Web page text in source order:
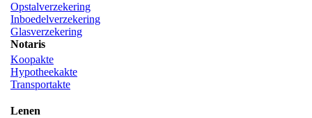
Opstalverzekering
Inboedelverzekering
Glasverzekering
Notaris
Koopakte
Hypotheekakte
Transportakte
Lenen